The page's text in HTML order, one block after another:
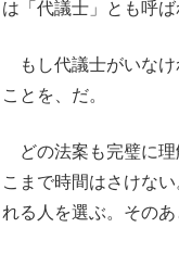
は「代議士」とも呼ば
もし代議士がいなけ
ことを、だ。
どの法案も完璧に理
こまで時間はさけな
れる人を選ぶ。その